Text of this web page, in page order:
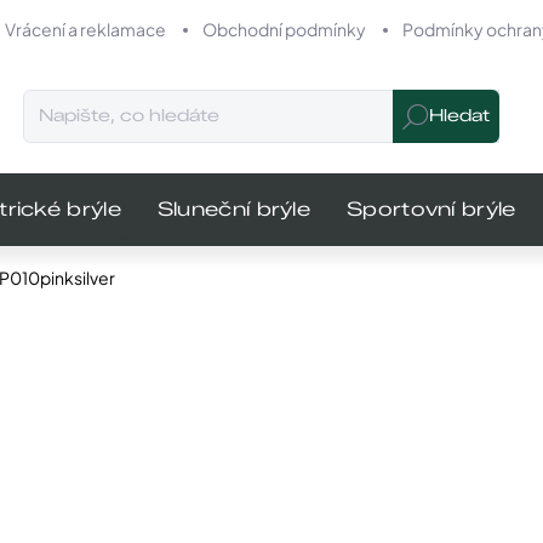
Vrácení a reklamace Obchodní podmínky Podmínky
Hledat
brýle Sluneční brýle Sportovní brýle